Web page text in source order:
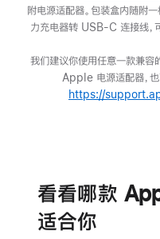
附电源适配器。包装盒内随
力充电器转 USB-C 连接线，
我们建议你使用任意一款兼
Apple 电源适配器，也
https://
看看哪款
适‍合‍你